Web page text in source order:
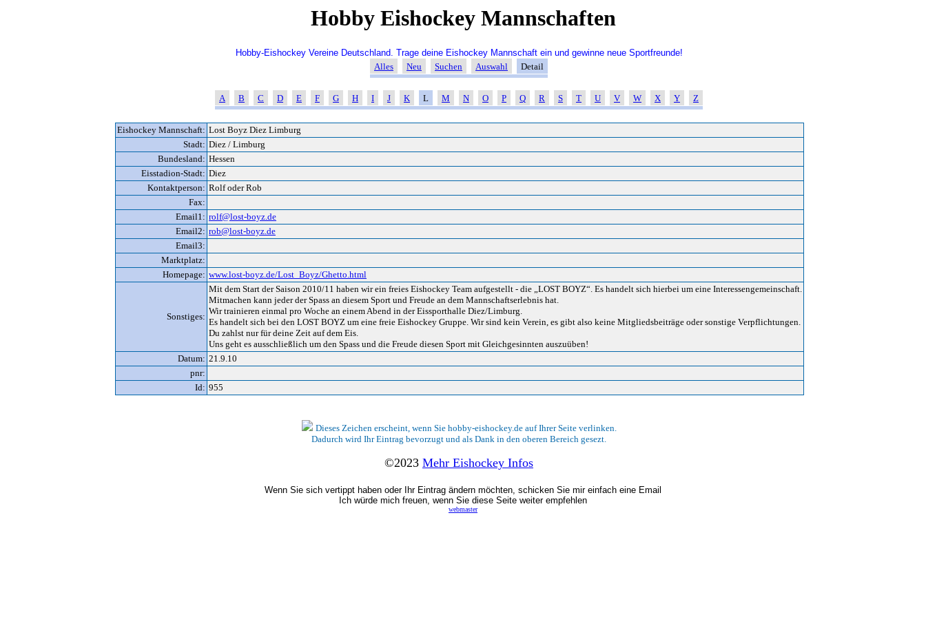
Hobby Eishockey Mannschaften
Hobby-Eishockey Vereine Deutschland. Trage deine Eishockey Mannschaft ein und gewinne neue Sportfreunde!
Alles
Neu Suchen Auswahl Detail
A B C D E F G H I J K L M N O P Q R S T U V W X Y Z
Eishockey Mannschaft: Lost Boyz Diez Limburg
Stadt: Diez / Limburg
Bundesland: Hessen
Eisstadion-Stadt: Diez
Kontaktperson: Rolf oder Rob
Fax:
Email1: rolf@lost-boyz.de
Email2: rob@lost-boyz.de
Email3:
Marktplatz:
Homepage: www.lost-boyz.de/Lost_Boyz/Ghetto.html
Sonstiges:
Mit dem Start der Saison 2010/11 haben wir ein freies Eishockey Team aufgestellt - die „LOST BOYZ“. Es handelt sich hierbei um eine Interessengemeinschaft.
Mitmachen kann jeder der Spass an diesem Sport und Freude an dem Mannschaftserlebnis hat.
Wir trainieren einmal pro Woche an einem Abend in der Eissporthalle Diez/Limburg.
Es handelt sich bei den LOST BOYZ um eine freie Eishockey Gruppe. Wir sind kein Verein, es gibt also keine Mitgliedsbeiträge oder sonstige Verpflichtungen.
Du zahlst nur für deine Zeit auf dem Eis.
Uns geht es ausschließlich um den Spass und die Freude diesen Sport mit Gleichgesinnten auszuüben!
Datum: 21.9.10
pnr:
Id: 955
Dieses Zeichen erscheint, wenn Sie hobby-eishockey.de auf Ihrer Seite verlinken.
Dadurch wird Ihr Eintrag bevorzugt und als Dank in den oberen Bereich gesezt.
©2023 Mehr Eishockey Infos
Wenn Sie sich vertippt haben oder Ihr Eintrag ändern möchten, schicken Sie mir einfach eine Email
Ich würde mich freuen, wenn Sie diese Seite weiter empfehlen
webmaster